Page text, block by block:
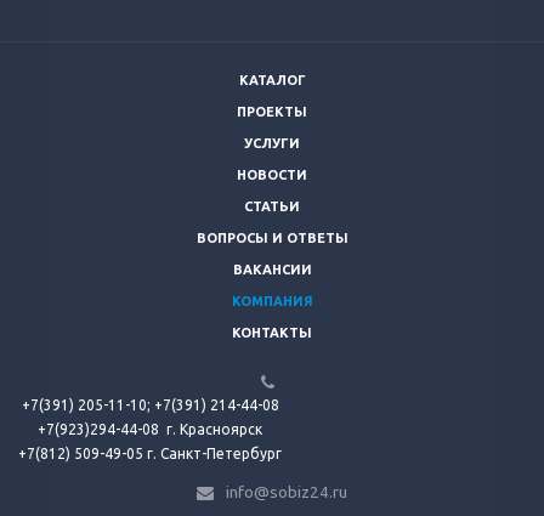
КАТАЛОГ
ПРОЕКТЫ
УСЛУГИ
НОВОСТИ
СТАТЬИ
ВОПРОСЫ И ОТВЕТЫ
ВАКАНСИИ
КОМПАНИЯ
КОНТАКТЫ
+7(391) 205-11-10; +7(391) 214-44-08
+7(923)294-44-08 г. Красноярск
+7(812) 509-49-05 г. Санкт-Петербург
info@sobiz24.ru